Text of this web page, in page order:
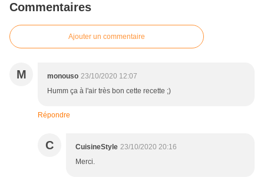
Commentaires
Ajouter un commentaire
M monouso 23/10/2020 12:07
Humm ça à l'air très bon cette recette ;)
Répondre
C CuisineStyle 23/10/2020 20:16
Merci.